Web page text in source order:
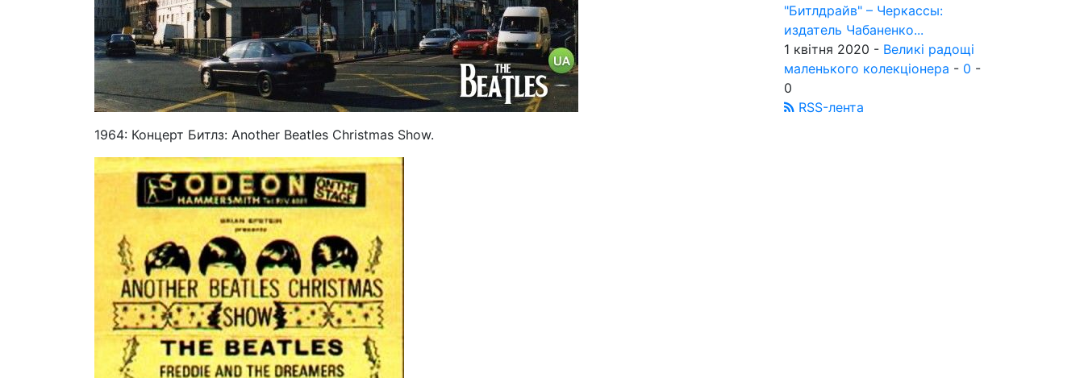
1964: Концерт Битлз: Another Beatles Christmas Show.
"Битлдрайв" – Черкассы:
издатель Чабаненко...
1 квітня 2020 - Великі радощі
маленького колекціонера - 0 -
0
RSS-лента